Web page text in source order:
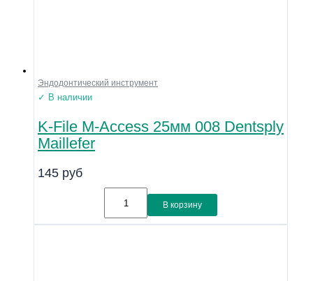
Эндодонтический инструмент
✓ В наличии
K-File M-Access 25мм 008 Dentsply
Maillefer
145 руб
В корзину